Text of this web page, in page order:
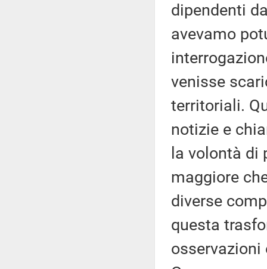
dipendenti
avevamo
venisse
territoriali.
notizie e
la volontà di
maggiore
diverse
questa
osservazioni